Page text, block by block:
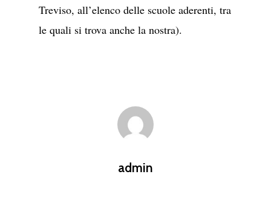
Treviso, all’elenco delle scuole aderenti, tra
le quali si trova anche la nostra).
admin